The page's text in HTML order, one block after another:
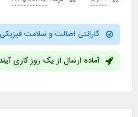
گارانتی اصالت و سلامت فیزیکی
آماده ارسال از یک روز کاری آینده